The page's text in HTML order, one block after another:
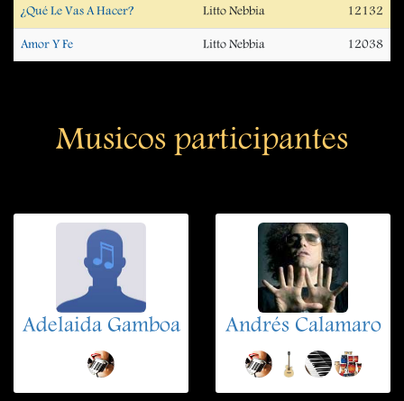
¿Qué Le Vas A Hacer? Litto Nebbia 12132
Amor Y Fe Litto Nebbia 12038
Musicos participantes
Adelaida Gamboa Andrés Calamaro